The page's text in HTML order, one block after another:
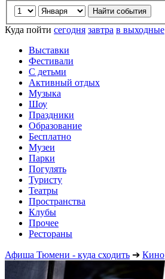
Куда пойти сегодня завтра в выходные
Выставки
Фестивали
С детьми
Активный отдых
Музыка
Шоу
Праздники
Образование
Бесплатно
Музеи
Парки
Погулять
Туристу
Театры
Пространства
Клубы
Прочее
Рестораны
Афиша Тюмени - куда сходить ➔ Кино